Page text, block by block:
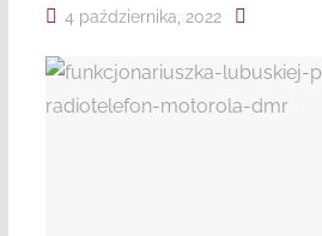
4 października, 2022